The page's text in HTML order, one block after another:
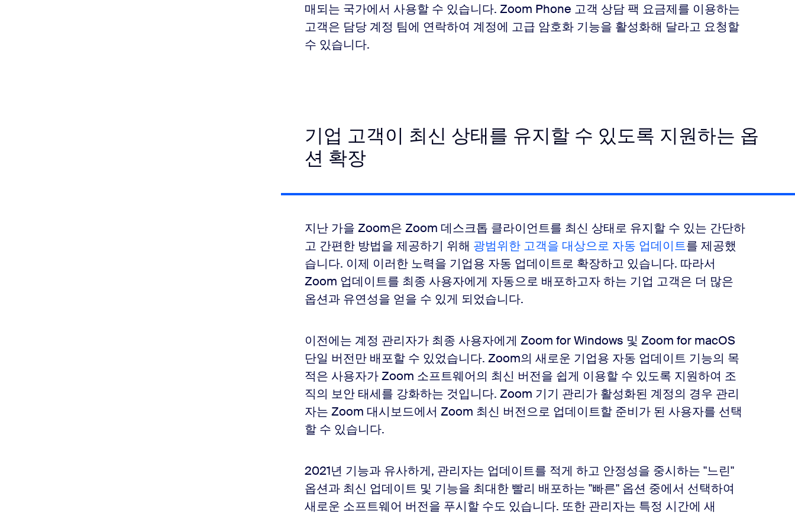
매되는 국가에서 사용할 수 있습니다. Zoom Phone 고객 상담 팩 요금제를 이용하는
고객은 담당 계정 팀에 연락하여 계정에 고급 암호화 기능을 활성화해 달라고 요청할
수 있습니다.
기업 고객이 최신 상태를 유지할 수 있도록 지원하는 옵
션 확장
지난 가을 Zoom은 Zoom 데스크톱 클라이언트를 최신 상태로 유지할 수 있는 간단하
고 간편한 방법을 제공하기 위해 광범위한 고객을 대상으로 자동 업데이트를 제공했
습니다. 이제 이러한 노력을 기업용 자동 업데이트로 확장하고 있습니다. 따라서
Zoom 업데이트를 최종 사용자에게 자동으로 배포하고자 하는 기업 고객은 더 많은
옵션과 유연성을 얻을 수 있게 되었습니다.
이전에는 계정 관리자가 최종 사용자에게 Zoom for Windows 및 Zoom for macOS
단일 버전만 배포할 수 있었습니다. Zoom의 새로운 기업용 자동 업데이트 기능의 목
적은 사용자가 Zoom 소프트웨어의 최신 버전을 쉽게 이용할 수 있도록 지원하여 조
직의 보안 태세를 강화하는 것입니다. Zoom 기기 관리가 활성화된 계정의 경우 관리
자는 Zoom 대시보드에서 Zoom 최신 버전으로 업데이트할 준비가 된 사용자를 선택
할 수 있습니다.
2021년 기능과 유사하게, 관리자는 업데이트를 적게 하고 안정성을 중시하는 "느린"
옵션과 최신 업데이트 및 기능을 최대한 빨리 배포하는 "빠른" 옵션 중에서 선택하여
새로운 소프트웨어 버전을 푸시할 수도 있습니다. 또한 관리자는 특정 시간에 새